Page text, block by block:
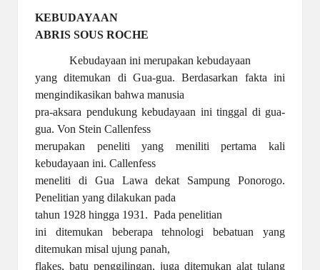
KEBUDAYAAN
ABRIS SOUS ROCHE
Kebudayaan ini merupakan kebudayaan
yang ditemukan di Gua-gua. Berdasarkan fakta ini
mengindikasikan bahwa manusia
pra-aksara pendukung kebudayaan ini tinggal di gua-
gua. Von Stein Callenfess
merupakan peneliti yang meniliti pertama kali
kebudayaan ini. Callenfess
meneliti di Gua Lawa dekat Sampung Ponorogo.
Penelitian yang dilakukan pada
tahun 1928 hingga 1931. Pada penelitian
ini ditemukan beberapa tehnologi bebatuan yang
ditemukan misal ujung panah,
flakes, batu penggilingan, juga ditemukan alat tulang